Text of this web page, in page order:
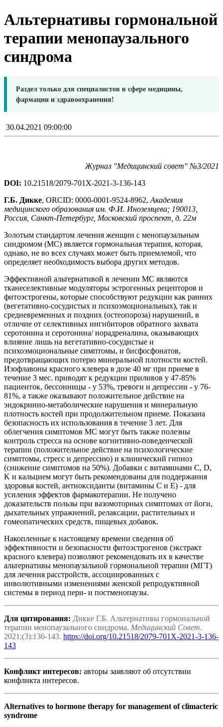
Альтернативы гормональной
терапии менопаузального
синдрома
Раздел только для специалистов в сфере медицины,
фармации и здравоохранения!
30.04.2021 09:00:00
Журнал "Медицинский совет" №3/2021
DOI: 10.21518/2079-701X-2021-3-136-143
Г.Б. Дикке, ORCID: 0000-0001-9524-8962, Академия
медицинского образования им. Ф.И. Иноземцева; 190013,
Россия, Санкт-Петербург, Московский проспект, д. 22м
Золотым стандартом лечения женщин с менопаузальным
синдромом (МС) является гормональная терапия, которая,
однако, не во всех случаях может быть приемлемой, что
определяет необходимость выбора других методов.
Эффективной альтернативой в лечении МС являются
тканеселективные модуляторы эстрогенных рецепторов и
фитоэстрогены, которые способствуют редукции как ранних
(вегетативно-сосудистых и психоэмоциональных), так и
средневременных и поздних (остеопороза) нарушений, в
отличие от селективных ингибиторов обратного захвата
серотонина и серотонина/ норадреналина, оказывающих
влияние лишь на вегетативно-сосудистые и
психоэмоциональные симптомы, и бисфосфонатов,
предотвращающих потерю минеральной плотности костей.
Изофлавоны красного клевера в дозе 40 мг при приеме в
течение 3 мес. приводят к редукции приливов у 47-85%
пациенток, бессонницы - у 53%, тревоги и депрессии - у 76-
81%, а также оказывают положительное действие на
эндокринно-метаболические нарушения и минеральную
плотность костей при продолжительном приеме. Показана
безопасность их использования в течение 3 лет. Для
облегчения симптомов МС могут быть также полезны
контроль стресса на основе когнитивно-поведенческой
терапии (положительное действие на психологические
симптомы, стресс и депрессию) и клинический гипноз
(снижение симптомов на 50%). Добавки с витаминами C, D,
K и кальцием могут быть рекомендованы для поддержания
здоровья костей, антиоксиданты (витамины С и Е) - для
усиления эффектов фармакотерапии. Не получено
доказательств пользы при вазомоторных симптомах от йоги,
дыхательных упражнений, релаксации, растительных и
гомеопатических средств, пищевых добавок.
Накопленные к настоящему времени сведения об
эффективности и безопасности фитоэстрогенов (экстракт
красного клевера) позволяют рекомендовать их в качестве
альтернативы менопаузальной гормональной терапии (МГТ)
для лечения расстройств, ассоциированных с
инволютивными изменениями женской репродуктивной
системы в период пери- и постменопаузы.
Для цитирования: Дикке Г.Б. Альтернативы гормональной
терапии менопаузального синдрома. Медицинский Совет.
2021;(3):136-143. https://doi.org/10.21518/2079-701X-2021-3-136-
143
Конфликт интересов: авторы заявляют об отсутствии
конфликта интересов.
Alternatives to hormone therapy for management of climacteric
syndrome